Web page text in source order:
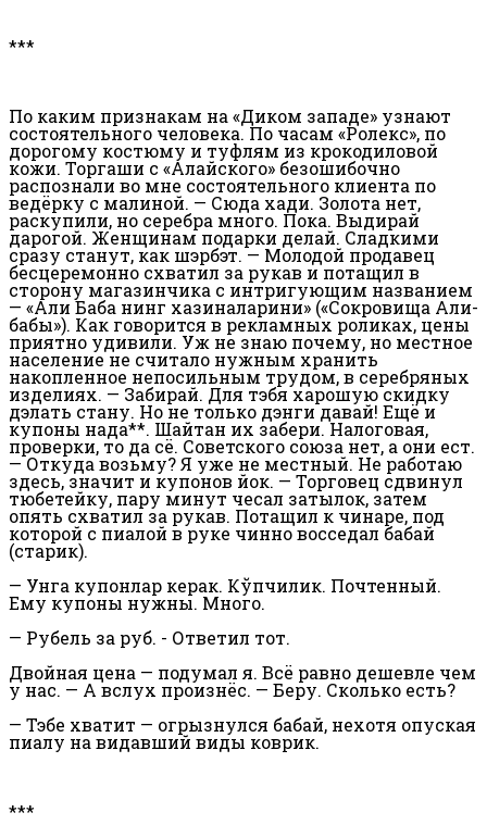
***
По каким признакам на «Диком западе» узнают
состоятельного человека. По часам «Ролекс», по
дорогому костюму и туфлям из крокодиловой
кожи. Торгаши с «Алайского» безошибочно
распознали во мне состоятельного клиента по
ведёрку с малиной. — Сюда хади. Золота нет,
раскупили, но серебра много. Пока. Выдирай
дарогой. Женщинам подарки делай. Сладкими
сразу станут, как шэрбэт. — Молодой продавец
бесцеремонно схватил за рукав и потащил в
сторону магазинчика с интригующим названием
— «Али Баба нинг хазиналарини» («Сокровища Али-
бабы»). Как говорится в рекламных роликах, цены
приятно удивили. Уж не знаю почему, но местное
население не считало нужным хранить
накопленное непосильным трудом, в серебряных
изделиях. — Забирай. Для тэбя харошую скидку
дэлать стану. Но не только дэнги давай! Ещё и
купоны нада**. Шайтан их забери. Налоговая,
проверки, то да сё. Советского союза нет, а они ест.
— Откуда возьму? Я уже не местный. Не работаю
здесь, значит и купонов йок. — Торговец сдвинул
тюбетейку, пару минут чесал затылок, затем
опять схватил за рукав. Потащил к чинаре, под
которой с пиалой в руке чинно восседал бабай
(старик).
— Унга купонлар керак. Кўпчилик. Почтенный.
Ему купоны нужны. Много.
— Рубель за руб. - Ответил тот.
Двойная цена — подумал я. Всё равно дешевле чем
у нас. — А вслух произнёс. — Беру. Сколько есть?
— Тэбе хватит — огрызнулся бабай, нехотя опуская
пиалу на видавший виды коврик.
***